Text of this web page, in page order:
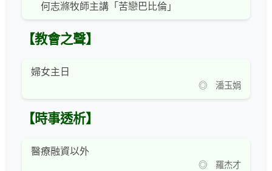
何志滌牧師主講「苦戀巴比倫」
【教會之聲】
婦女主日
◎ 潘玉娟
【時事透析】
醫療融資以外
◎ 羅杰才